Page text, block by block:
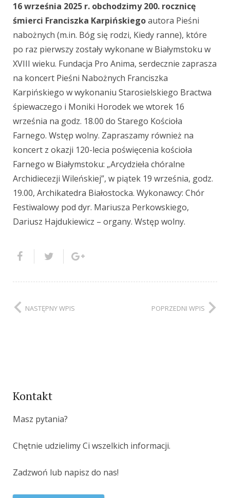
16 września 2025 r. obchodzimy 200. rocznicę
śmierci Franciszka Karpińskiegoautora Pieśni
nabożnych (m.in. Bóg się rodzi, Kiedy ranne), które
po raz pierwszy zostały wykonane w Białymstoku w
XVIII wieku. Fundacja Pro Anima, serdecznie zaprasza
na koncert Pieśni Nabożnych Franciszka
Karpińskiego w wykonaniu Starosielskiego Bractwa
śpiewaczego i Moniki Horodek we wtorek 16
września na godz. 18.00 do Starego Kościoła
Farnego. Wstęp wolny. Zapraszamy również na
koncert z okazji 120-lecia poświęcenia kościoła
Farnego w Białymstoku: „Arcydzieła chóralne
Archidiecezji Wileńskiej”, w piątek 19 września, godz.
19.00, Archikatedra Białostocka. Wykonawcy: Chór
Festiwalowy pod dyr. Mariusza Perkowskiego,
Dariusz Hajdukiewicz – organy. Wstęp wolny.
POPRZEDNI WPIS
NASTĘPNY WPIS
Kontakt
Masz pytania?
Chętnie udzielimy Ci wszelkich informacji.
Zadzwoń lub napisz do nas!